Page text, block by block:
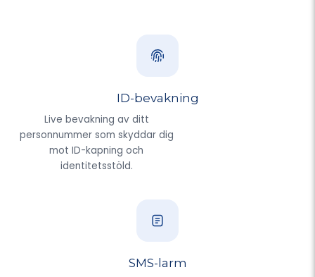
ID-bevakning
Live bevakning av ditt
personnummer som skyddar dig
mot ID-kapning och
identitetsstöld.
SMS-larm